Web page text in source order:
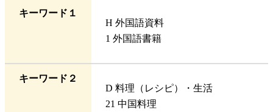
キーワード１
H 外国語資料
1 外国語書籍
キーワード２
D 料理（レシピ）・生活
21 中国料理